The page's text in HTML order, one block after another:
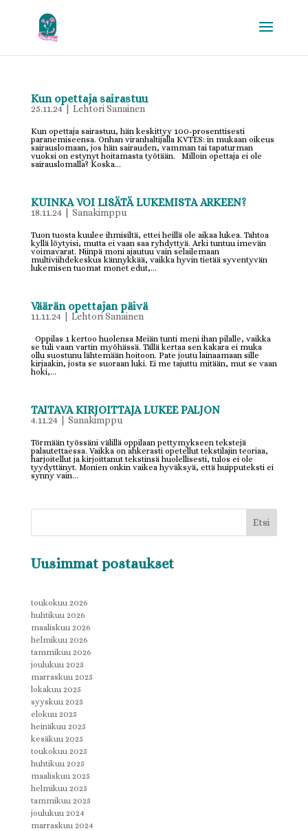
Kun opettaja sairastuu
25.11.24| Lehtori Sanainen
Kun opettaja sairastuu, hän keskittyy 100-prosenttisesti
paranemiseensa. Onhan viranhaltijalla KVTES: in mukaan oikeus
sairauslomaan, jos hän sairauden, vamman tai tapaturman
vuoksi on estynyt hoitamasta työtään. Milloin opettaja ei ole
sairauslomalla? Koska...
KUINKA VOI LISÄTÄ LUKEMISTA ARKEEN?
18.11.24 Sanakimppu
Tuon tuosta kuulee ihmisiltä, ettei heillä ole aikaa lukea. Tahtoa
kyllä löytyisi, mutta ei vaan saa ryhdyttyä. Arki tuntuu imevän
voimavarat. Niinpä moni ajautuu vain selailemaan
multiviihdekeskus kännykkää, vaikka hyvin tietää syventyvän
lukemisen tuomat monet edut,...
Väärän opettajan päivä
11.11.24 Lehtori Sanainen
Oppilas 1 kertoo huolensa Meiän tunti meni ihan pilalle, vaikka
se tuli vaan vartin myöhässä. Tällä kertaa sen kakara ei muka
ollu suostunu lähtemään hoitoon. Pate joutu lainaamaan sille
kirjaakin, josta se suoraan luki. Ei me tajuttu mitään, mut se vaan
hoki,...
TAITAVA KIRJOITTAJA LUKEE PALJON
4.11.24 Sanakimppu
Törmään työssäni välillä oppilaan pettymykseen tekstejä
palautettaessa. Vaikka on ahkerasti opetellut tekstilajin teoriaa,
harjoitellut ja kirjoittanut tekstinsä huolellisesti, tulos ei ole
tyydyttänyt. Monien onkin vaikea hyväksyä, että huipputeksti ei
synny vain...
Etsi
Uusimmat postaukset
toukokuu 2026
huhtikuu 2026
maaliskuu 2026
helmikuu 2026
tammikuu 2026
joulukuu 2025
marraskuu 2025
lokakuu 2025
syyskuu 2025
elokuu 2025
heinäkuu 2025
kesäkuu 2025
toukokuu 2025
huhtikuu 2025
maaliskuu 2025
helmikuu 2025
tammikuu 2025
joulukuu 2024
marraskuu 2024